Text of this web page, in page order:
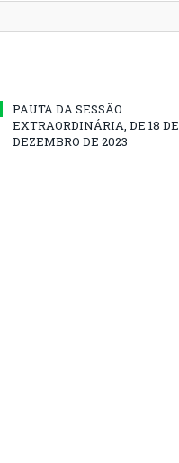
PAUTA DA SESSÃO
EXTRAORDINÁRIA, DE 18 DE
DEZEMBRO DE 2023